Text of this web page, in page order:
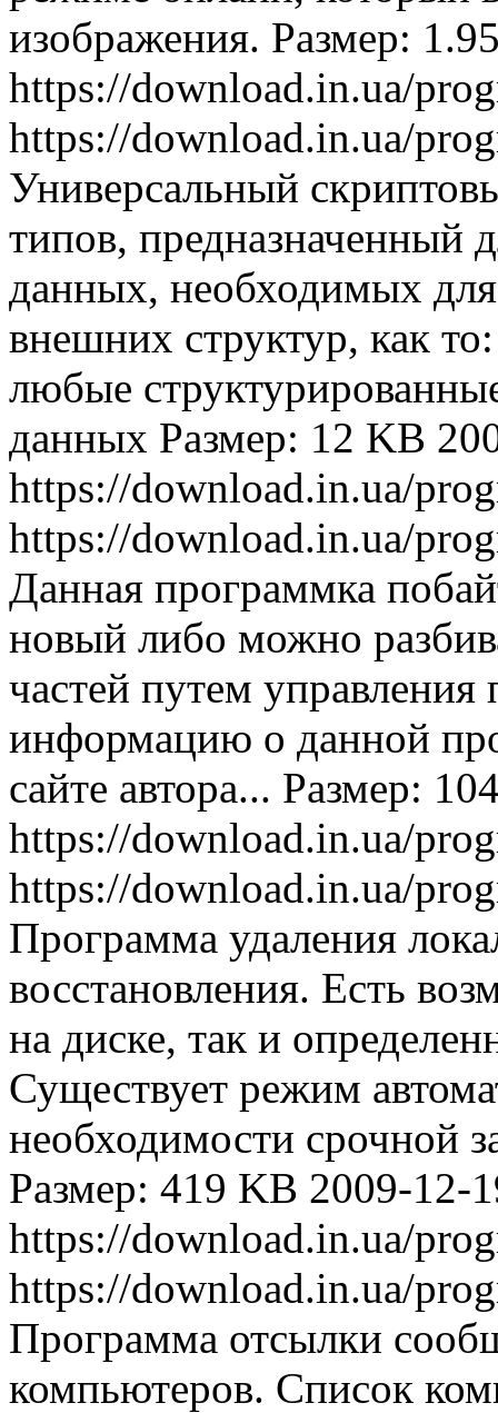
изображения. Размер:
https://download.in.ua/
https://download.in.ua/
Универсальный
типов, предназначенный
данных, необходимых
внешних структур, как
любые
данных Размер: 12 KB
https://download.in.ua/
https://download.in.ua/
Данная программка
новый либо можно
частей путем
информацию о данной
сайте автора... Размер:
https://download.in.ua/
https://download.in.ua/
Программа удаления
восстановления. Есть
на диске, так и
Существует режим
необходимости срочной
Размер: 419 KB 2009-12-
https://download.in.ua/
https://download.in.ua/
Программа отсылки
компьютеров. Список